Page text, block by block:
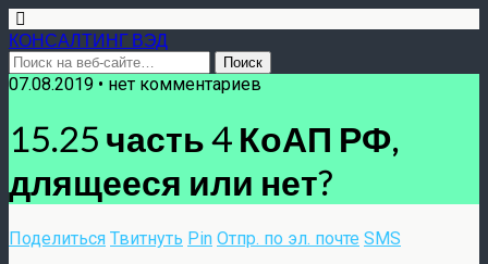
КОНСАЛТИНГ ВЭД
07.08.2019 • нет комментариев
15.25 часть 4 КоАП РФ,
длящееся или нет?
Поделиться Твитнуть Pin Отпр. по эл. почте SMS